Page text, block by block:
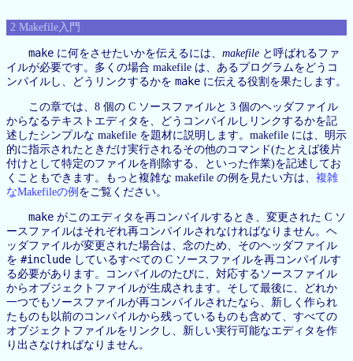
2 Makefile入門
make に何をさせたいかを伝えるには、 makefile と呼ばれるファ
イルが必要です。多くの場合 makefile は、あるプログラムをどうコ
ンパイルし、どうリンクするかを make に伝える役割を果たします。
この章では、8 個の C ソースファイルと 3 個のヘッダファイル
からなるテキストエディタを、どうコンパイルしリンクするかを記
述したシンプルな makefile を題材に説明します。makefile には、明示
的に指示されたときだけ実行されるその他のコマンド(たとえば後片
付けとして特定のファイルを削除する、といった作業)を記述してお
くこともできます。もっと複雑な makefile の例を見たい方は、 複雑
なMakefileの例 をご覧ください。
make がこのエディタを再コンパイルするとき、変更された C ソ
ースファイルはそれぞれ再コンパイルされなければなりません。ヘ
ッダファイルが変更された場合は、念のため、そのヘッダファイル
を #include しているすべての C ソースファイルを再コンパイルす
る必要があります。コンパイルのたびに、対応するソースファイル
からオブジェクトファイルが生成されます。そして最後に、どれか
一つでもソースファイルが再コンパイルされたなら、新しく作られ
たものも以前のコンパイルから残っているものも含めて、すべての
オブジェクトファイルをリンクし、新しい実行可能なエディタを作
り出さなければなりません。